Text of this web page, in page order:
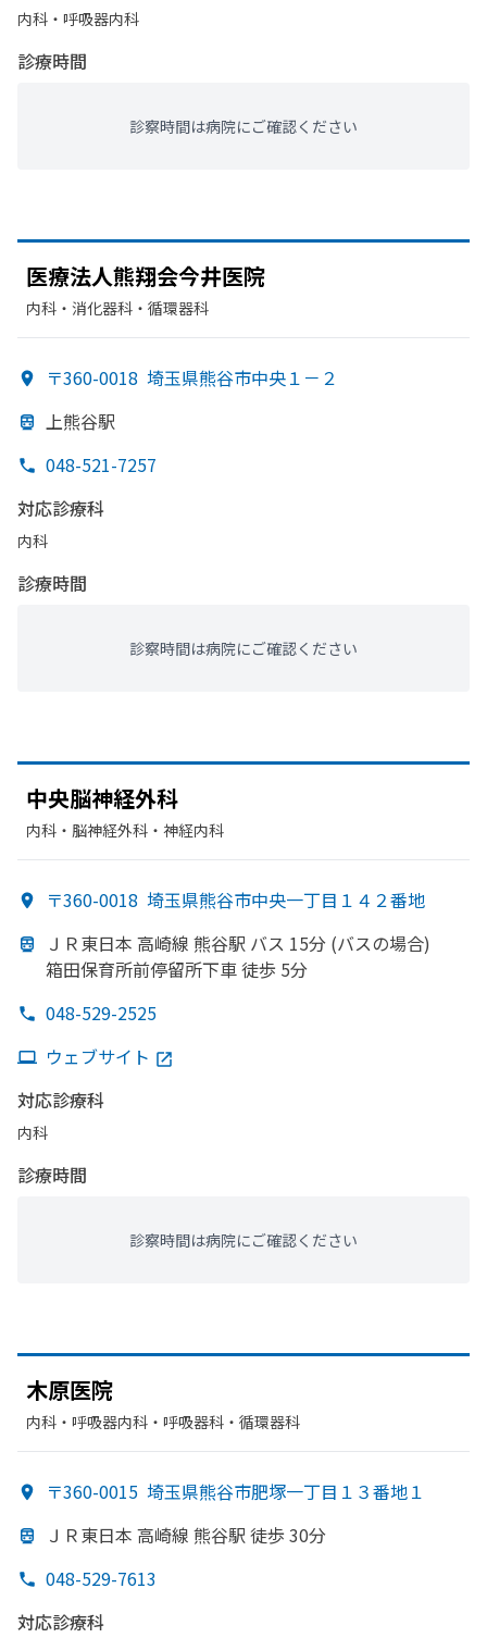
内科・​呼吸器内科
診療時間
診察時間は病院にご確認ください
医療法人熊翔会今井医院
内科・​消化器科・​循環器科
〒360-0018 埼玉県熊谷市中央１－２
上熊谷駅
048-521-7257
対応診療科
内科
診療時間
診察時間は病院にご確認ください
中央脳神経外科
内科・​脳神経外科・​神経内科
〒360-0018 埼玉県熊谷市中央一丁目１４２番地
ＪＲ東日本 高崎線 熊谷駅 バス 15分 (バスの場合)
箱田保育所前停留所下車 徒歩 5分
048-529-2525
ウェブサイト
対応診療科
内科
診療時間
診察時間は病院にご確認ください
木原医院
内科・​呼吸器内科・​呼吸器科・​循環器科
〒360-0015 埼玉県熊谷市肥塚一丁目１３番地１
ＪＲ東日本 高崎線 熊谷駅 徒歩 30分
048-529-7613
対応診療科